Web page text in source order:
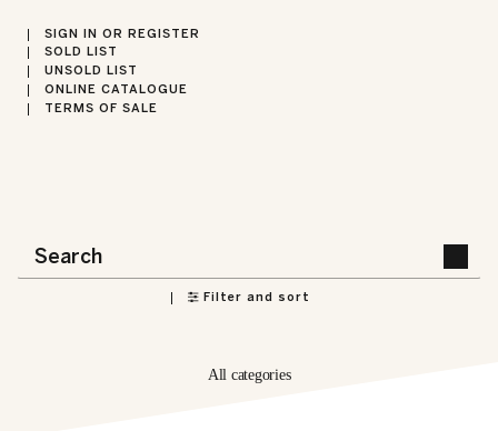
SIGN IN OR REGISTER
SOLD LIST
UNSOLD LIST
ONLINE CATALOGUE
TERMS OF SALE
Filter and sort
All categories